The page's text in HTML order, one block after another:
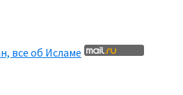
все об Исламе